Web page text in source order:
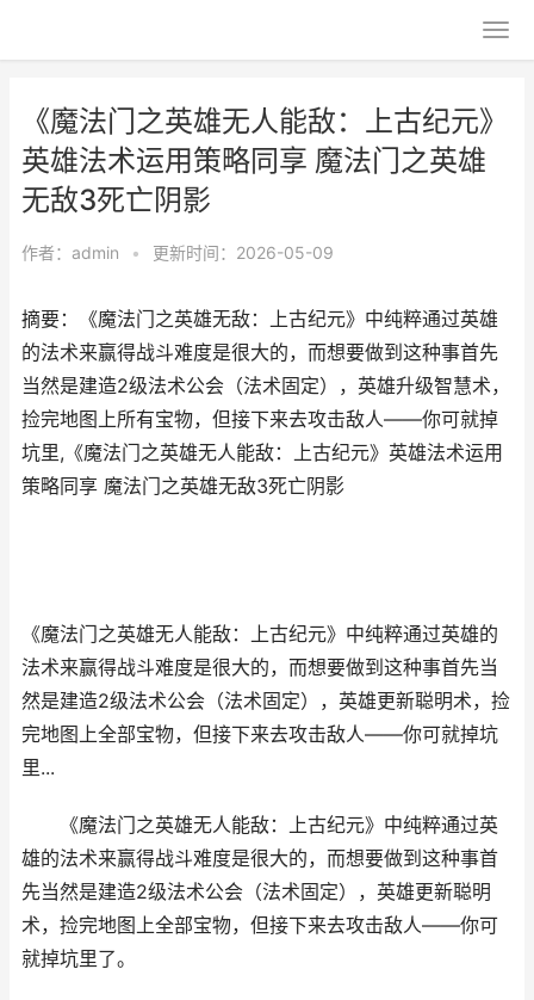
《魔法门之英雄无人能敌：上古纪元》
英雄法术运用策略同享 魔法门之英雄
无敌3死亡阴影
作者： admin • 更新时间：2026-05-09
摘要：《魔法门之英雄无敌：上古纪元》中纯粹通过英雄
的法术来赢得战斗难度是很大的，而想要做到这种事首先
当然是建造2级法术公会（法术固定），英雄升级智慧术，
捡完地图上所有宝物，但接下来去攻击敌人——你可就掉
坑里,《魔法门之英雄无人能敌：上古纪元》英雄法术运用
策略同享 魔法门之英雄无敌3死亡阴影
《魔法门之英雄无人能敌：上古纪元》中纯粹通过英雄的
法术来赢得战斗难度是很大的，而想要做到这种事首先当
然是建造2级法术公会（法术固定），英雄更新聪明术，捡
完地图上全部宝物，但接下来去攻击敌人——你可就掉坑
里...
《魔法门之英雄无人能敌：上古纪元》中纯粹通过英
雄的法术来赢得战斗难度是很大的，而想要做到这种事首
先当然是建造2级法术公会（法术固定），英雄更新聪明
术，捡完地图上全部宝物，但接下来去攻击敌人——你可
就掉坑里了。